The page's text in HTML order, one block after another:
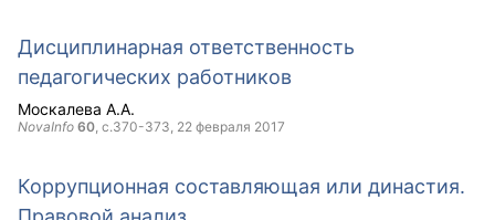
Дисциплинарная ответственность
педагогических работников
Москалева А.А.
NovaInfo 60, с.370-373, 22 февраля 2017
Коррупционная составляющая или династия.